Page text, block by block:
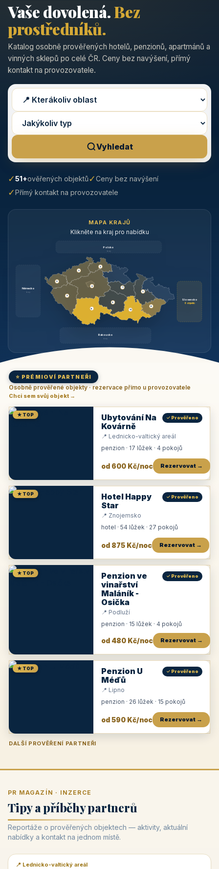
Vaše dovolená.Bez
prostředníků.
Katalog osobně prověřených hotelů, penzionů, apartmánů a
vinných sklepů po celé ČR. Ceny bez navýšení, přímý
kontakt na provozovatele.
Vyhledat
✓51+ověřených objektů✓Ceny bez navýšení
✓Přímý kontakt na provozovatele
MAPA KRAJŮ
Klikněte na kraj pro nabídku
Polsko
brzy
Německo
brzy
Slovensko
6 objektů
Rakousko
brzy
3
9
3
3
3
3
1
2
11
1
6
⭐ PRÉMIOVÍ PARTNEŘI
Osobně prověřené objekty · rezervace přímo u provozovatele
Chci sem svůj objekt →
★ TOP
Ubytování Na
Kovárně
✓ Prověřeno
📍 Lednicko-valtický areál
penzion · 17 lůžek · 4 pokojů
od 600 Kč/noc Rezervovat →
★ TOP
Hotel Happy
Star
✓ Prověřeno
📍 Znojemsko
hotel · 54 lůžek · 27 pokojů
od 875 Kč/noc Rezervovat →
★ TOP
Penzion ve
vinařství
Maláník -
Osička
✓ Prověřeno
📍 Podluží
penzion · 15 lůžek · 4 pokojů
od 480 Kč/noc Rezervovat →
★ TOP
Penzion U
Méďů
✓ Prověřeno
📍 Lipno
penzion · 26 lůžek · 15 pokojů
od 590 Kč/noc Rezervovat →
DALŠÍ PROVĚŘENÍ PARTNEŘI
Penzion U Zámku Pension Faber
PR MAGAZÍN · INZERCE
Tipy a příběhy partnerů
Reportáže o prověřených objektech — aktivity, aktuální
nabídky a kontakt na jednom místě.
📰 PR článek
📍 Lednicko-valtický areál